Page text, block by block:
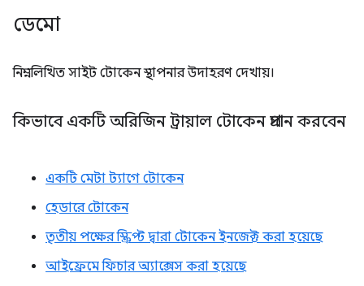
ডেমো
নিম্নলিখিত সাইট টোকেন স্থাপনার উদাহরণ দেখায়।
কিভাবে একটি অরিজিন ট্রায়াল টোকেন প্রদান করবেন
একটি মেটা ট্যাগে টোকেন
হেডারে টোকেন
তৃতীয় পক্ষের স্ক্রিপ্ট দ্বারা টোকেন ইনজেক্ট করা হয়েছে
আইফ্রেমে ফিচার অ্যাক্সেস করা হয়েছে